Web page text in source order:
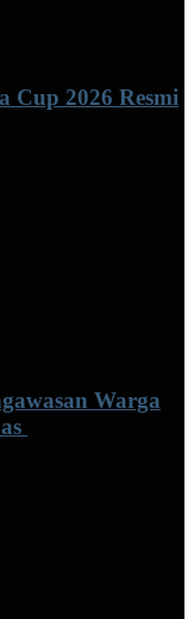
Cup 2026 Resmi
Warga